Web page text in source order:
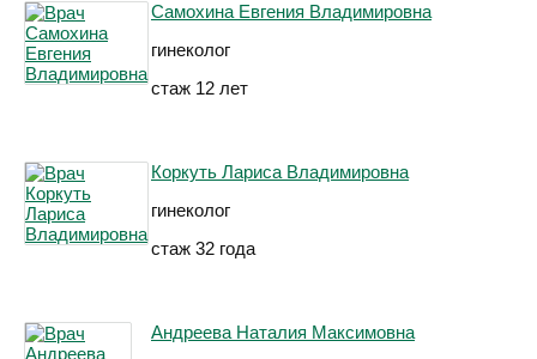
Самохина Евгения Владимировна
гинеколог
стаж 12 лет
Коркуть Лариса Владимировна
гинеколог
стаж 32 года
Андреева Наталия Максимовна